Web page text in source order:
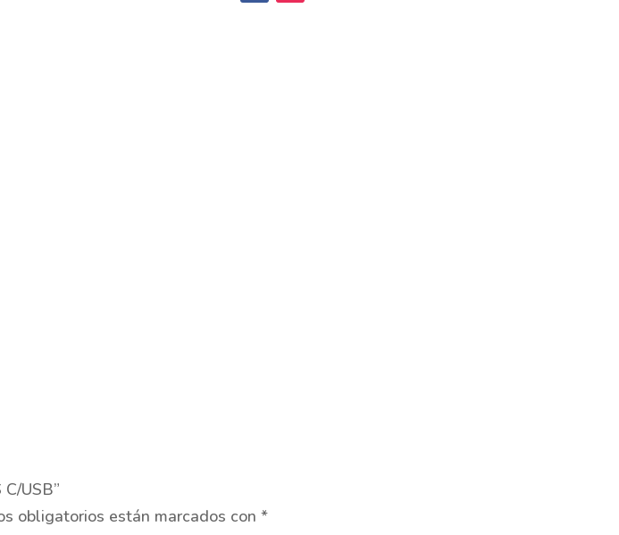
USB”
obligatorios están marcados con*